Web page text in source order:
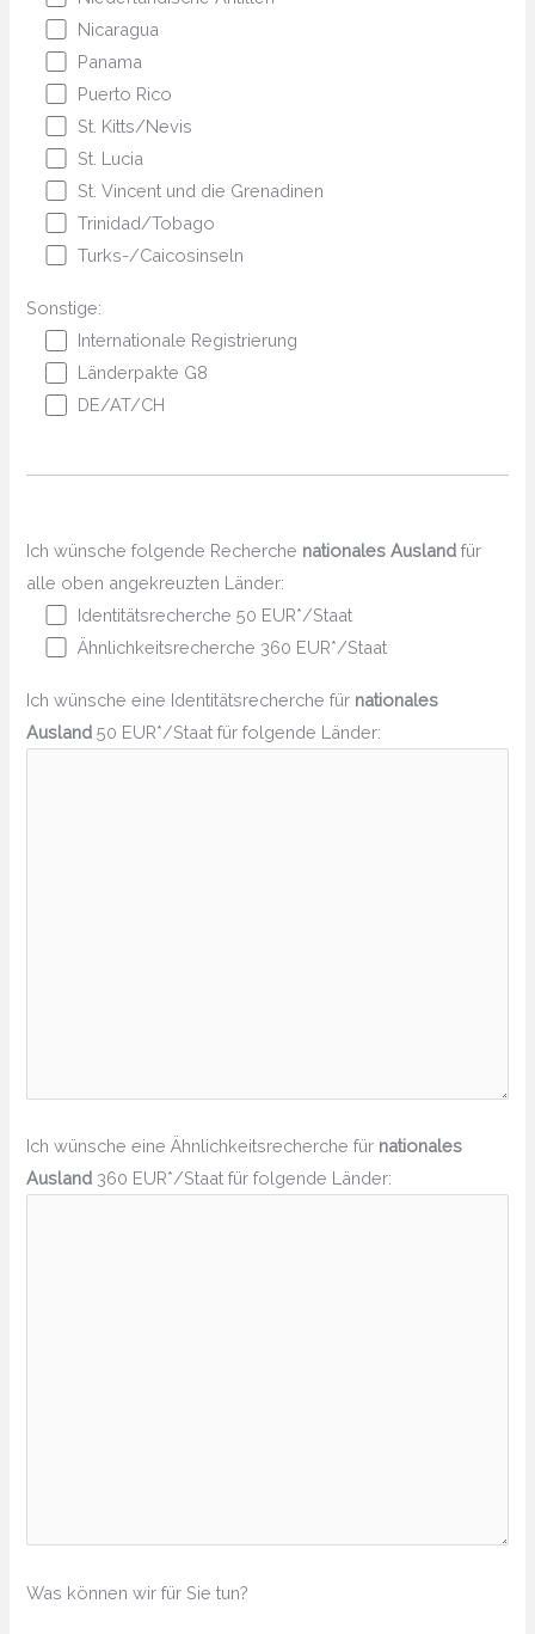
Nicaragua
Panama
Puerto Rico
St. Kitts/Nevis
St. Lucia
St. Vincent und die Grenadinen
Trinidad/Tobago
Turks-/Caicosinseln
Sonstige:
Internationale Registrierung
Länderpakte G8
DE/AT/CH
Ich wünsche folgende Recherche nationales Ausland für
alle oben angekreuzten Länder:
Identitätsrecherche 50 EUR*/Staat
Ähnlichkeitsrecherche 360 EUR*/Staat
Ich wünsche eine Identitätsrecherche für nationales
Ausland 50 EUR*/Staat für folgende Länder:
Ich wünsche eine Ähnlichkeitsrecherche für nationales
Ausland 360 EUR*/Staat für folgende Länder:
Was können wir für Sie tun?